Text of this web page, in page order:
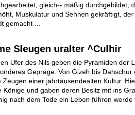
gleich-- mäßig durchgebildet,
Muskulatur und Sehnen gekräftigt,
gemacht ...
Sleugen uralter ^Culhir
Ufer des Nils geben die Pyramiden der
Gepräge. Von Gizeh bis Dahschur
Zeugen einer jahrtausendealten Kultur.
Könige und gaben deren Besitz mit ins
nach dem Tode ein Leben führen werde